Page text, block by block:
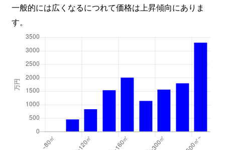
一般的には広くなるにつれて価格は上昇傾向にありま
す。